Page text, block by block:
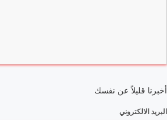
أخبرنا قليلاً عن نفسك
البريد الالكتروني